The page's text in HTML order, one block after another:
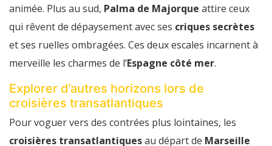
animée. Plus au sud, Palma de Majorque attire ceux
qui rêvent de dépaysement avec ses criques secrètes
et ses ruelles ombragées. Ces deux escales incarnent à
merveille les charmes de l’Espagne côté mer.
Explorer d’autres horizons lors de
croisières transatlantiques
Pour voguer vers des contrées plus lointaines, les
croisières transatlantiquesau départ de Marseille